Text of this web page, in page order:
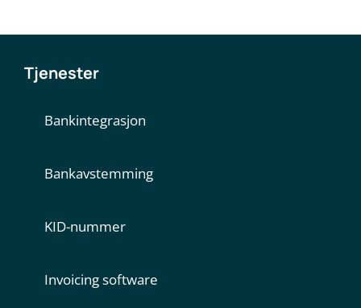
Tjenester
Bankintegrasjon
Bankavstemming
KID-nummer
Invoicing software